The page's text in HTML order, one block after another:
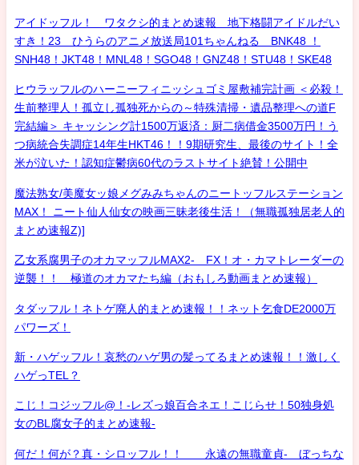
アイドッフル！ ワタクシ的まとめ速報 地下格闘アイドルだい
すき！23 ひうらのアニメ放送局101ちゃんねる BNK48 ！
SNH48！JKT48！MNL48！SGO48！GNZ48！STU48！SKE48
ヒウラッフルのハーニーフィニッシュゴミ屋敷補完計画 ＜必殺！
生前整理人！孤立し孤独死からの～特殊清掃・遺品整理への道F
完結編＞ キャッシング計1500万返済：厨二病借金3500万円！う
つ病統合失調症14年生HKT46！！9期研究生、最後のサイト！全
米が泣いた！認知症鬱病60代のラストサイト絶賛！公開中
魔法熟女/美魔女ッ娘メグみみちゃんのニートッフルステーション
MAX！ ニート仙人仙女の映画三昧老後生活！（無職孤独居老人的
まとめ速報Z)]
乙女系腐男子のオカマッフルMAX2- FX！オ・カマトレーダーの
逆襲！！ 極道のオカマたち編（おもしろ動画まとめ速報）
タダッフル！ネトゲ廃人的まとめ速報！！ネット乞食DE2000万
パワーズ！
新・ハゲッフル！哀愁のハゲ男の髪ってるまとめ速報！！激しく
ハゲっTEL？
こじ！コジッフル@！-レズっ娘百合ネエ！こじらせ！50独身処
女のBL腐女子的まとめ速報-
何だ！何が？真・シロッフル！！ 永遠の無職童貞- ぼっちな